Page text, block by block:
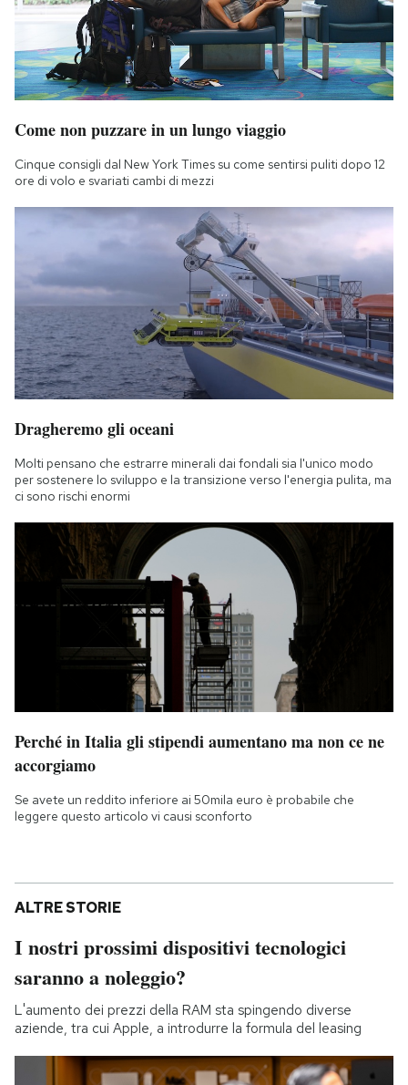
Come non puzzare in un lungo viaggio
Cinque consigli dal New York Times su come sentirsi puliti dopo 12
ore di volo e svariati cambi di mezzi
Dragheremo gli oceani
Molti pensano che estrarre minerali dai fondali sia l'unico modo
per sostenere lo sviluppo e la transizione verso l'energia pulita, ma
ci sono rischi enormi
Perché in Italia gli stipendi aumentano ma non ce ne
accorgiamo
Se avete un reddito inferiore ai 50mila euro è probabile che
leggere questo articolo vi causi sconforto
ALTRE STORIE
I nostri prossimi dispositivi tecnologici
saranno a noleggio?
L'aumento dei prezzi della RAM sta spingendo diverse
aziende, tra cui Apple, a introdurre la formula del leasing